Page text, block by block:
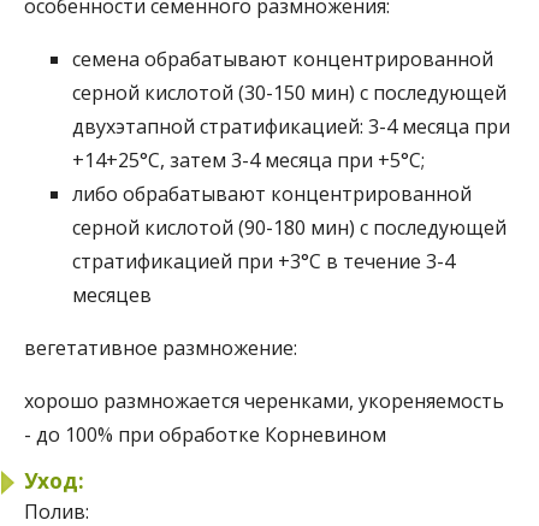
особенности семенного размножения:
семена обрабатывают концентрированной
серной кислотой (30-150 мин) с последующей
двухэтапной стратификацией: 3-4 месяца при
+14+25°С, затем 3-4 месяца при +5°С;
либо обрабатывают концентрированной
серной кислотой (90-180 мин) с последующей
стратификацией при +3°С в течение 3-4
месяцев
вегетативное размножение:
хорошо размножается черенками, укореняемость
- до 100% при обработке Корневином
Уход:
Полив: